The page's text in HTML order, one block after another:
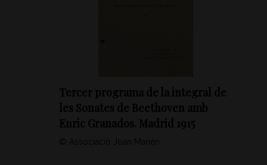
Tercer programa de la integral de
les Sonates de Beethoven amb
Enric Granados. Madrid 1915
© Associació Joan Manén